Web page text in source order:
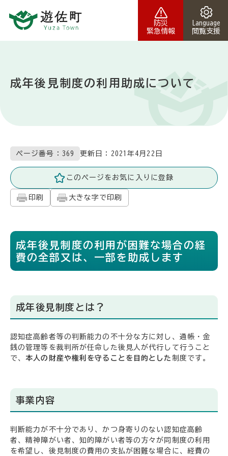
防災
緊急情報
Language
閲覧支援
成年後見制度の利用助成について
ページ番号：369 更新日： 2021年4月22日
このページをお気に入りに登録
印刷 大きな字で印刷
成年後見制度の利用が困難な場合の経
費の全部又は、一部を助成します
成年後見制度とは？
認知症高齢者等の判断能力の不十分な方に対し、通帳・金
銭の管理等を裁判所が任命した後見人が代行して行うこと
で、本人の財産や権利を守ることを目的とした 制度です。
事業内容
判断能力が不十分であり、かつ身寄りのない認知症高齢
者、精神障がい者、知的障がい者等の方々が同制度の利用
を希望し、後見制度の費用の支払が困難な場合に、経費の